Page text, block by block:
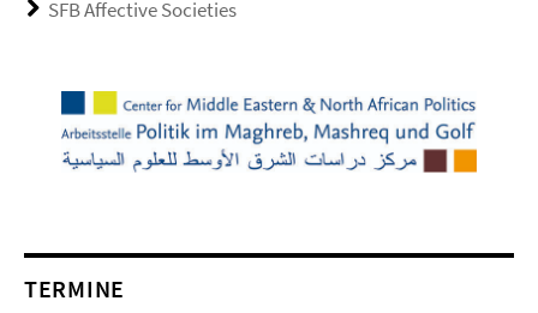
SFB Affective Societies
TERMINE